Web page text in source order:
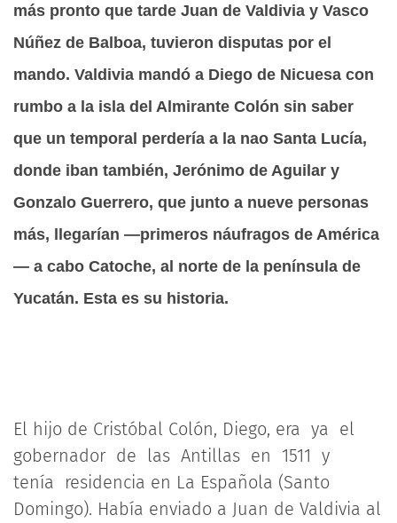
más pronto que tarde Juan de Valdivia y Vasco
Núñez de Balboa, tuvieron disputas por el
mando. Valdivia mandó a Diego de Nicuesa con
rumbo a la isla del Almirante Colón sin saber
que un temporal perdería a la nao Santa Lucía,
donde iban también, Jerónimo de Aguilar y
Gonzalo Guerrero, que junto a nueve personas
más, llegarían —primeros náufragos de América
— a cabo Catoche, al norte de la península de
Yucatán. Esta es su historia.
El hijo de Cristóbal Colón, Diego, era ya el
gobernador de las Antillas en 1511 y
tenía residencia en La Española (Santo
Domingo). Había enviado a Juan de Valdivia al